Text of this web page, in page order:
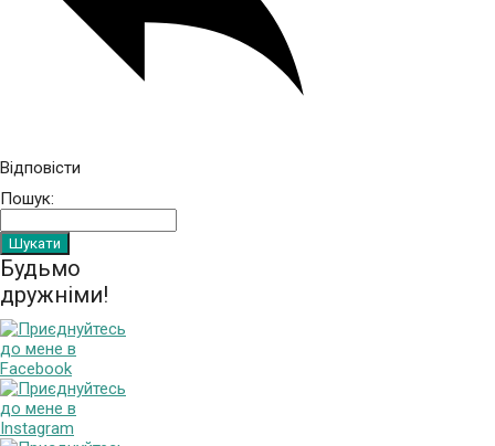
Відповісти
Пошук:
Будьмо
дружніми!